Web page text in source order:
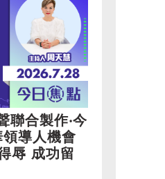
聯合製作‧今
導人機會
辱 成功留
到了